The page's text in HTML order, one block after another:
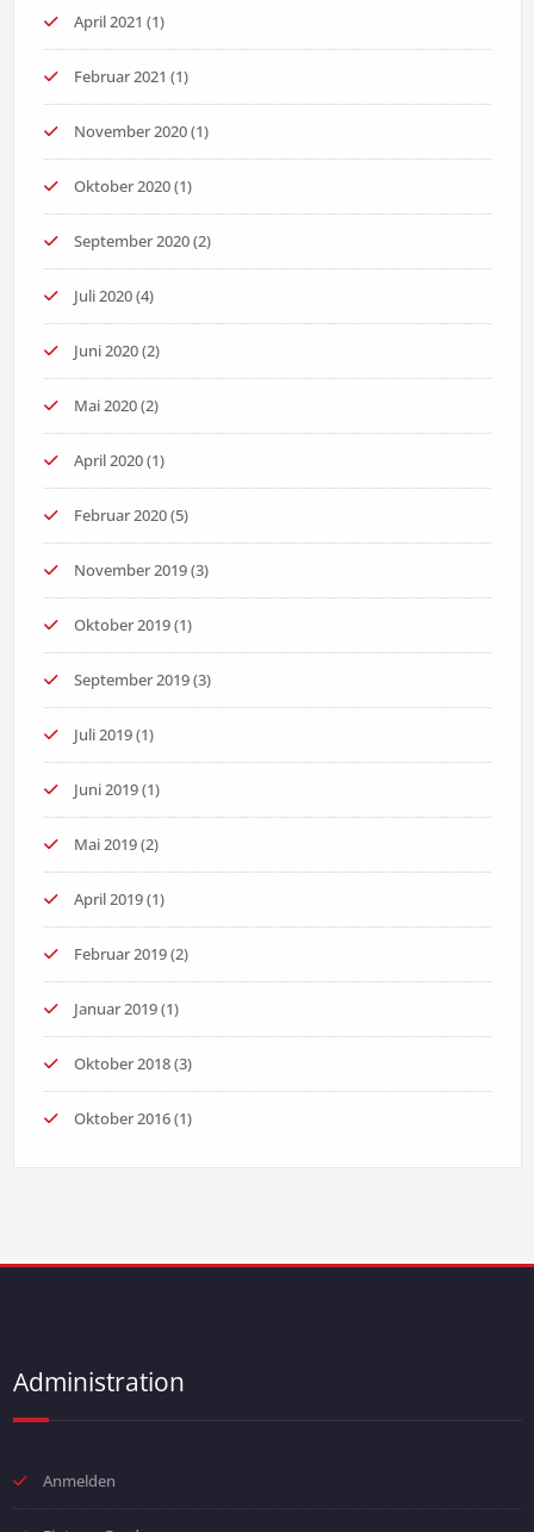
April 2021 (1)
Februar 2021 (1)
November 2020(1)
Oktober 2020(1)
September 2020(2)
Juli 2020(4)
Juni 2020(2)
Mai 2020(2)
April 2020(1)
Februar 2020(5)
November 2019(3)
Oktober 2019(1)
September 2019(3)
Juli 2019(1)
Juni 2019(1)
Mai 2019(2)
April 2019(1)
Februar 2019(2)
Januar 2019(1)
Oktober 2018(3)
Oktober 2016(1)
Administration
Anmelden